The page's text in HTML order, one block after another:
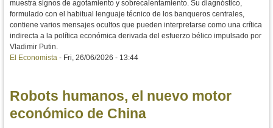
muestra signos de agotamiento y sobrecalentamiento. Su diagnóstico,
formulado con el habitual lenguaje técnico de los banqueros centrales,
contiene varios mensajes ocultos que pueden interpretarse como una crítica
indirecta a la política económica derivada del esfuerzo bélico impulsado por
Vladimir Putin.
El Economista - Fri, 26/06/2026 - 13:44
Robots humanos, el nuevo motor
económico de China